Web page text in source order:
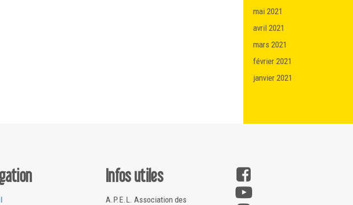
mai 2021
avril 2021
mars 2021
février 2021
janvier 2021
Infos utiles
A.P.E.L. Association des